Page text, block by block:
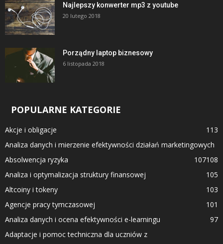
Najlepszy konwerter mp3 z youtube
20 lutego 2018
Porządny laptop biznesowy
6 listopada 2018
POPULARNE KATEGORIE
Akcje i obligacje
113
Analiza danych i mierzenie efektywności działań marketingowych
108
Absolwencja ryzyka
107
Analiza i optymalizacja struktury finansowej
105
Altcoiny i tokeny
103
Agencje pracy tymczasowej
101
Analiza danych i ocena efektywności e-learningu
97
Adaptacje i pomoc techniczna dla uczniów z